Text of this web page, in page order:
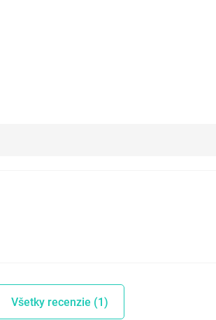
Všetky recenzie (1)